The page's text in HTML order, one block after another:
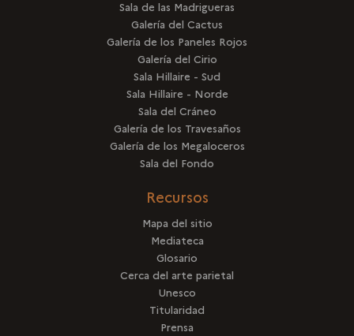
Sala de las Madrigueras
Galería del Cactus
Galería de los Paneles Rojos
Galería del Cirio
Sala Hillaire - Sud
Sala Hillaire - Norde
Sala del Cráneo
Galería de los Travesaños
Galería de los Megaloceros
Sala del Fondo
Recursos
Mapa del sitio
Mediateca
Glosario
Cerca del arte parietal
Unesco
Titularidad
Prensa